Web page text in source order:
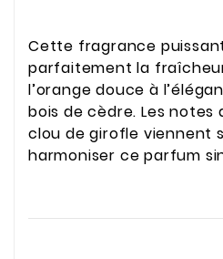
Cette fragrance
parfaitement la
l’orange douce à
bois de cèdre. Les
clou de girofle viennent
harmoniser ce parfum